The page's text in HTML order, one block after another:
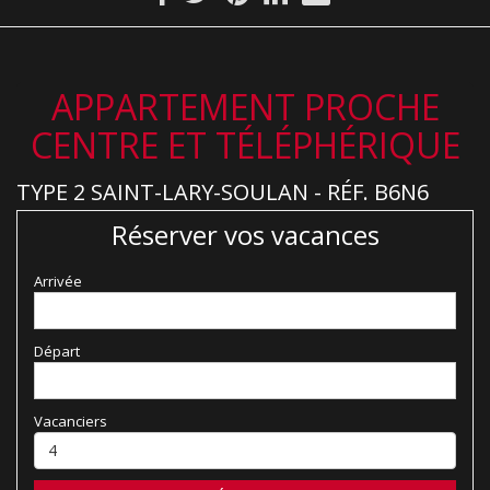
APPARTEMENT PROCHE
CENTRE ET TÉLÉPHÉRIQUE
TYPE 2 SAINT-LARY-SOULAN - RÉF. B6N6
Réserver vos vacances
Arrivée
Départ
Vacanciers